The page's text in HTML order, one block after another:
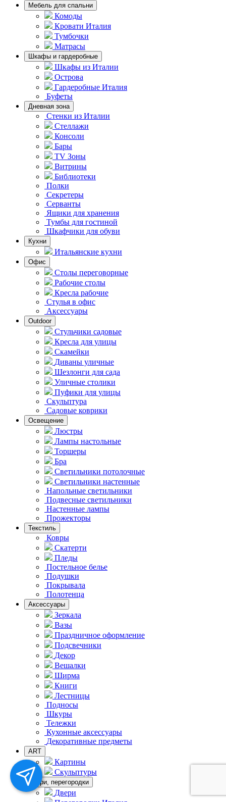
Мебель для спальни
Комоды
Кровати Италия
Тумбочки
Матрасы
Шкафы и гардеробные
Шкафы из Италии
Острова
Гардеробные Италия
Буфеты
Дневная зона
Стенки из Италии
Стеллажи
Консоли
Бары
TV Зоны
Витрины
Библиотеки
Полки
Секретеры
Серванты
Ящики для хранения
Тумбы для гостиной
Шкафчики для обуви
Кухни
Итальянские кухни
Офис
Столы переговорные
Рабочие столы
Кресла рабочие
Стулья в офис
Аксессуары
Outdoor
Стульчики садовые
Кресла для улицы
Скамейки
Диваны уличные
Шезлонги для сада
Уличные столики
Пуфики для улицы
Скульптура
Садовые коврики
Освещение
Люстры
Лампы настольные
Торшеры
Бра
Светильники потолочные
Светильники настенные
Напольные светильники
Подвесные светильники
Hастенные лампы
Прожекторы
Текстиль
Ковры
Скатерти
Пледы
Постельное белье
Подушки
Покрывала
Полотенца
Аксессуары
Зеркала
Вазы
Праздничное оформление
Подсвечники
Декор
Вешалки
Ширма
Книги
Лестницы
Подносы
Шкуры
Тележки
Кухонные аксессуары
Декоративные предметы
ART
Картины
Скульптуры
Двери, перегородки
Двери